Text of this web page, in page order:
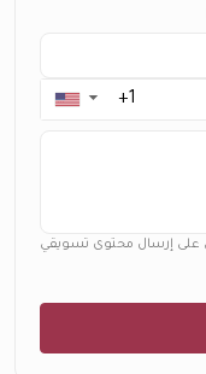
▼
على إرسال محتوى تسويقي